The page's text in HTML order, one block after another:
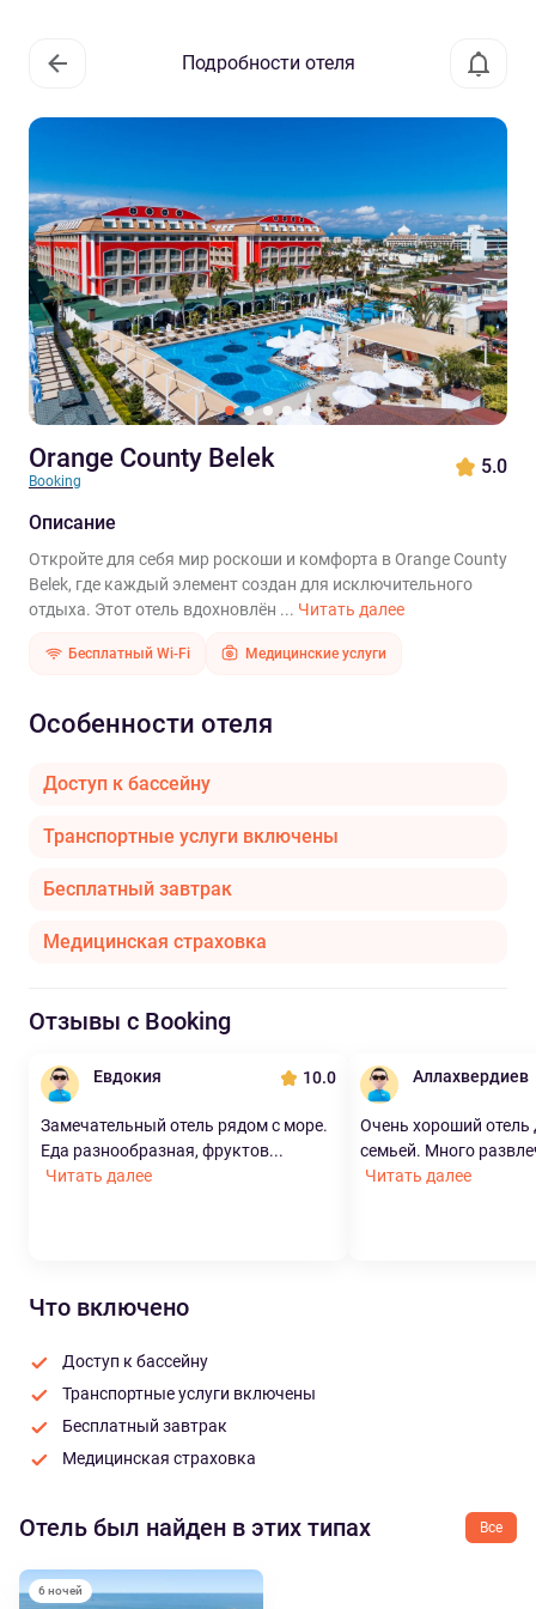
Подробности отеля
Orange County Belek
Booking
5.0
Описание
Откройте для себя мир роскоши и комфорта в Orange County
Belek, где каждый элемент создан для исключительного
отдыха. Этот отель вдохновлён ... Читать далее
Бесплатный Wi-Fi Медицинские услуги
Особенности отеля
Доступ к бассейну
Транспортные услуги включены
Бесплатный завтрак
Медицинская страховка
Отзывы с Booking
Евдокия 10.0
Замечательный отель рядом с море.
Еда разнообразная, фруктов...
Читать далее
Аллахвердиев
Очень хороший отель
семьей. Много
Читать далее
Что включено
Доступ к бассейну
Транспортные услуги включены
Бесплатный завтрак
Медицинская страховка
Отель был найден в этих типах Все
6 ночей